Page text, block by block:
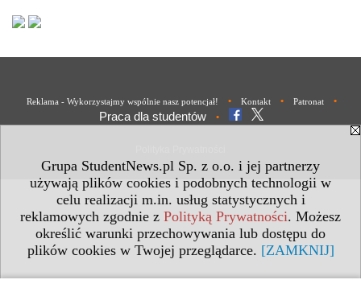
Grupa StudentNews.pl Sp. z o.o. i jej partnerzy
używają plików cookies i podobnych technologii w
celu realizacji m.in. usług statystycznych i
reklamowych zgodnie z Polityką Prywatności. Możesz
określić warunki przechowywania lub dostępu do
plików cookies w Twojej przeglądarce. [ZAMKNIJ]
Reklama - Wykorzystajmy wspólnie nasz potencjał! • Kontakt • Patronat •
Praca dla studentów •